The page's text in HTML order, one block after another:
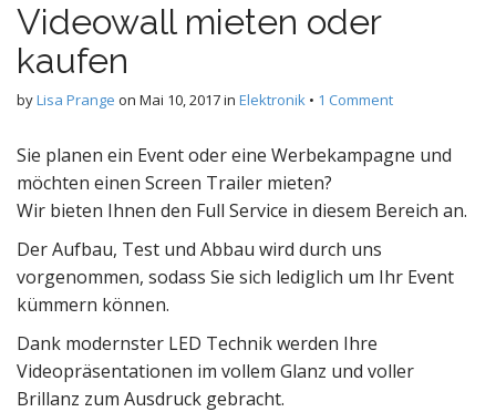
Videowall mieten oder
kaufen
byLisa Prange on Mai 10, 2017in Elektronik • 1 Comment
Sie planen ein Event oder eine Werbekampagne und
möchten einen Screen Trailer mieten?
Wir bieten Ihnen den Full Service in diesem Bereich an.
Der Aufbau, Test und Abbau wird durch uns
vorgenommen, sodass Sie sich lediglich um Ihr Event
kümmern können.
Dank modernster LED Technik werden Ihre
Videopräsentationen im vollem Glanz und voller
Brillanz zum Ausdruck gebracht.